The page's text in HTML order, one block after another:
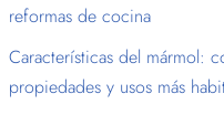
reformas de cocina
Características del mármol:
propiedades y usos más